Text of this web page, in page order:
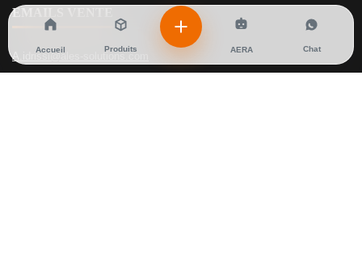
EMAILS VENTE
A.idrissi@ales-solutions.com
Accueil Produits AERA Chat